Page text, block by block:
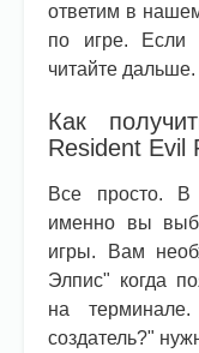
ответим в
по игре. Если
читайте дальше.
Как
Resident Evil
Все просто. В
именно вы
игры. Вам
Элпис" когда
на
создатель?"